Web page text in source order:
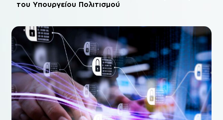
του Υπουργείου Πολιτισμού